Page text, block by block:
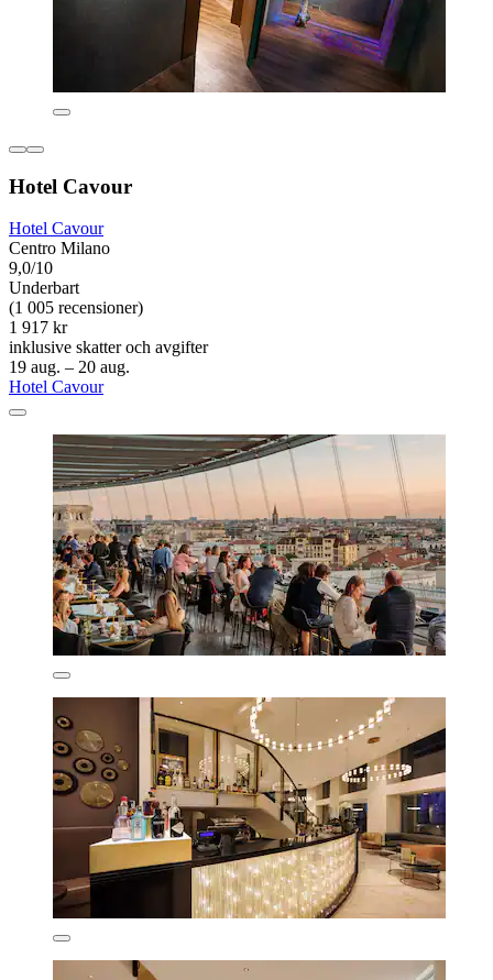
Hotel Cavour
Hotel Cavour
Centro Milano
9,0/10
Underbart
(1 005 recensioner)
1 917 kr
inklusive skatter och avgifter
19 aug. – 20 aug.
Hotel Cavour